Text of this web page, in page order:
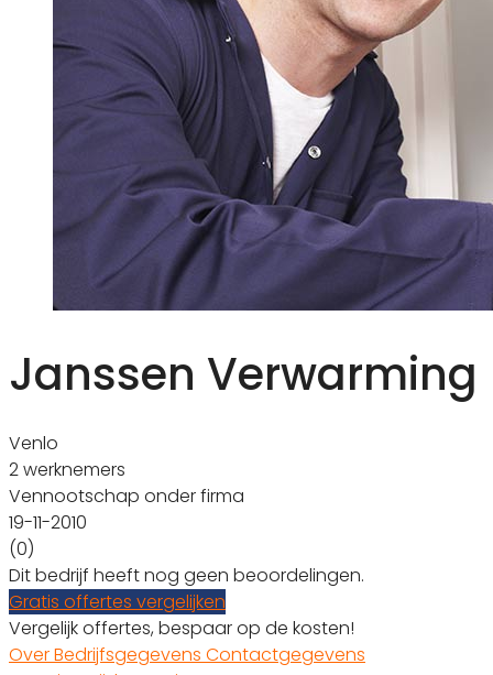
Janssen Verwarming
Venlo
2 werknemers
Vennootschap onder firma
19-11-2010
(0)
Dit bedrijf heeft nog geen beoordelingen.
Gratis offertes vergelijken
Vergelijk offertes, bespaar op de kosten!
OverBedrijfsgegevens Contactgegevens